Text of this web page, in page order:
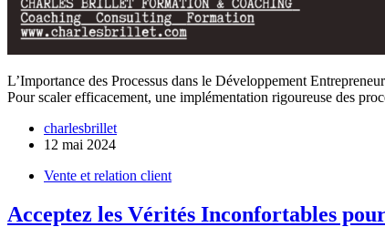
L’Importance des Processus dans le Développement
Pour scaler efficacement, une implémentation rigoureuse des
charlesbrillet
12 mai 2024
Vente et relation client
Acceptez les Vérités Inconfortables